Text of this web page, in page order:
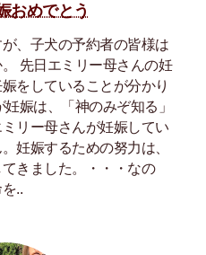
おめでとう
、子犬の予約者の皆様は
先日エミリー母さんの妊
をしていることが分かり
娠は、「神のみぞ知る」
リー母さんが妊娠してい
妊娠するための努力は、
きました。・・・なの
..